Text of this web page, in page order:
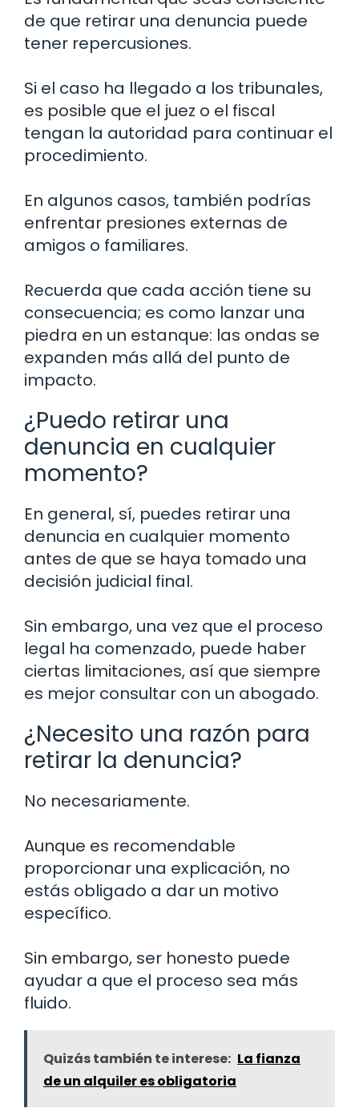
de que retirar una denuncia puede
tener repercusiones.
Si el caso ha llegado a los tribunales,
es posible que el juez o el fiscal
tengan la autoridad para continuar el
procedimiento.
En algunos casos, también podrías
enfrentar presiones externas de
amigos o familiares.
Recuerda que cada acción tiene su
consecuencia; es como lanzar una
piedra en un estanque: las ondas se
expanden más allá del punto de
impacto.
¿Puedo retirar una
denuncia en cualquier
momento?
En general, sí, puedes retirar una
denuncia en cualquier momento
antes de que se haya tomado una
decisión judicial final.
Sin embargo, una vez que el proceso
legal ha comenzado, puede haber
ciertas limitaciones, así que siempre
es mejor consultar con un abogado.
¿Necesito una razón para
retirar la denuncia?
No necesariamente.
Aunque es recomendable
proporcionar una explicación, no
estás obligado a dar un motivo
específico.
Sin embargo, ser honesto puede
ayudar a que el proceso sea más
fluido.
Quizás también te interese: La fianza
de un alquiler es obligatoria